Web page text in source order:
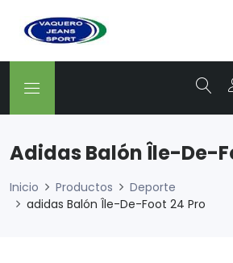
Adidas Balón Île-De-
Inicio Productos
Deporte
adidas Balón Île-De-Foot 24 Pro